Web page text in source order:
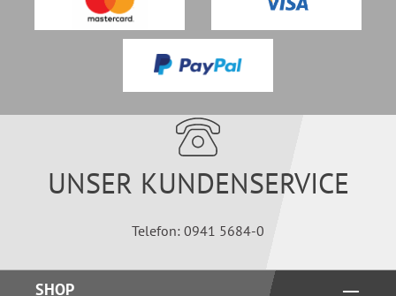
UNSER KUNDENSERVICE
Telefon: 0941 5684-0
SHOP